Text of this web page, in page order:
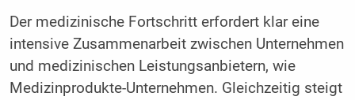
Der medizinische Fortschritt erfordert klar eine
intensive Zusammenarbeit zwischen Unternehmen
und medizinischen Leistungsanbietern, wie
Medizinprodukte-Unternehmen. Gleichzeitig steigt